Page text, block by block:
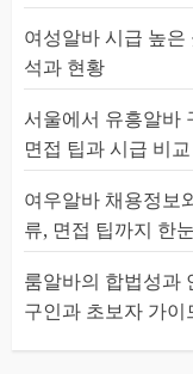
여성알바 시급 높
석과 현황
서울에서 유흥알바
면접 팁과 시급 비교
여우알바 채용정보
류, 면접 팁까지 한
룸알바의 합법성과
구인과 초보자 가이